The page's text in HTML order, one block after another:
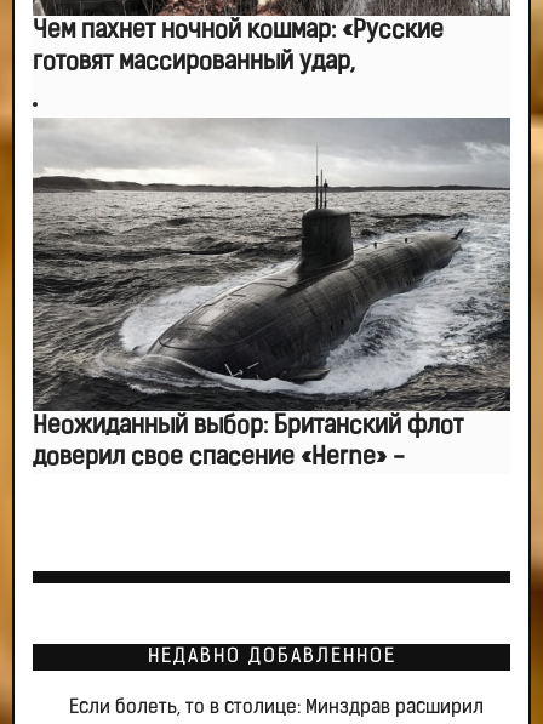
Чем пахнет ночной кошмар: «Русские
готовят массированный удар,
Неожиданный выбор: Британский флот
доверил свое спасение «Herne» -
НЕДАВНО ДОБАВЛЕННОЕ
Если болеть, то в столице: Минздрав расширил